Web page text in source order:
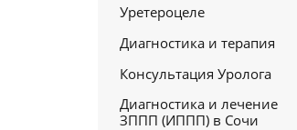
Уретероцеле
Диагностика и терапия
Консультация Уролога
Диагностика и лечение
ЗППП (ИППП) в Сочи